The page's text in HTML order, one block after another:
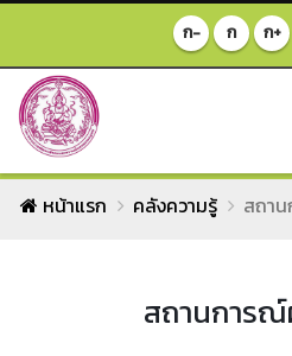
ก- ก ก+
หน้าแรก คลังความรู้ สถา
สถานการ